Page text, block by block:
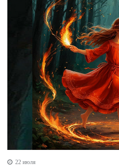
22 июля